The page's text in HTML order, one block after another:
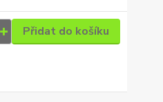
Přidat do košíku